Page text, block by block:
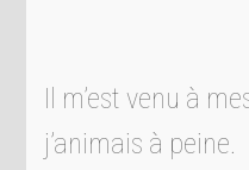
Il m’est venu à
j’animais à peine.